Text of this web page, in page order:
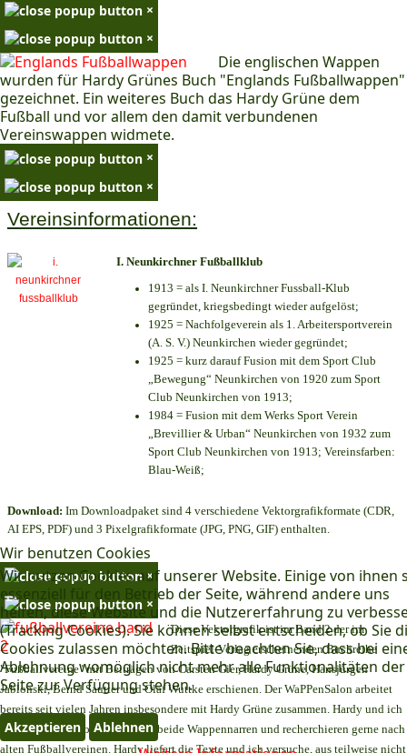
Wir benutzen Cookies
Wir nutzen Cookies auf unserer Website. Einige von ihnen
essenziell für den Betrieb der Seite, während andere uns
helfen, diese Website und die Nutzererfahrung zu
(Tracking Cookies). Sie können selbst entscheiden, ob Sie
Cookies zulassen möchten. Bitte beachten Sie, dass bei
Ablehnung womöglich nicht mehr alle Funktionalitäten der
Seite zur Verfügung stehen.
Akzeptieren Ablehnen
×
×
Die englischen Wappen
wurden für Hardy Grünes Buch "Englands Fußballwappen"
gezeichnet. Ein weiteres Buch das Hardy Grüne dem
Fußball und vor allem den damit verbundenen
Vereinswappen widmete.
×
×
Vereinsinformationen:
I. Neunkirchner Fußballklub
1913 = als I. Neunkirchner Fussball-Klub
gegründet, kriegsbedingt wieder aufgelöst;
1925 = Nachfolgeverein als 1. Arbeitersportverein
(A. S. V.) Neunkirchen wieder gegründet;
1925 = kurz darauf Fusion mit dem Sport Club
„Bewegung“ Neunkirchen von 1920 zum Sport
Club Neunkirchen von 1913;
1984 = Fusion mit dem Werks Sport Verein
„Brevillier & Urban“ Neunkirchen von 1932 zum
Sport Club Neunkirchen von 1913; Vereinsfarben:
Blau-Weiß;
Download: Im Downloadpaket sind 4 verschiedene Vektorgrafikformate (CDR,
AI EPS, PDF) und 3 Pixelgrafikformate (JPG, PNG, GIF) enthalten.
×
×
Diese Vektorgrafik ist im Band 2 der im
Zeitspiel-Verlag erscheinenden Buchreihe
"Fußballvereine" mit Beiträgen von Carsten Gier, Hardy Grüne, Hansjürgen
Jablonski, Bernd Sautter und Olaf Wuttke erschienen. Der WaPPenSalon arbeitet
bereits seit vielen Jahren insbesondere mit Hardy Grüne zusammen. Hardy und ich
teilen dasselbe Hobby. Wir sind beide Wappennarren und recherchieren gerne nach
alten Fußballvereinen. Hardy liefert die Texte und ich versuche, aus teilweise nicht